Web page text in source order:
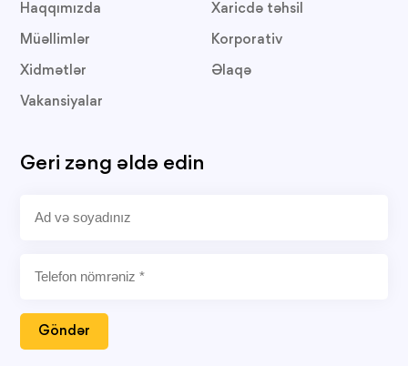
Haqqımızda
Müəllimlər
Xidmətlər
Vakansiyalar
Xaricdə təhsil
Korporativ
Əlaqə
Geri zəng əldə edin
Göndər